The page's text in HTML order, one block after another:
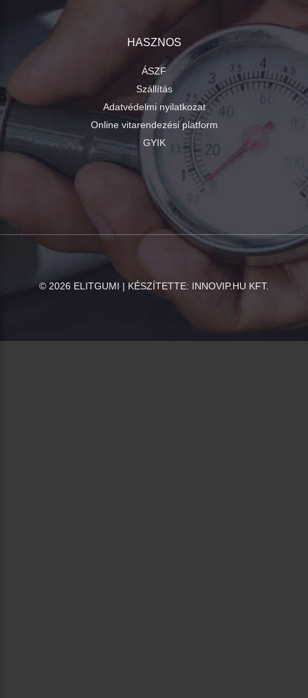
HASZNOS
ÁSZF
Szállítás
Adatvédelmi nyilatkozat
Online vitarendezési platform
GYIK
© 2026 ELITGUMI | KÉSZÍTETTE: INNOVIP.HU KFT.